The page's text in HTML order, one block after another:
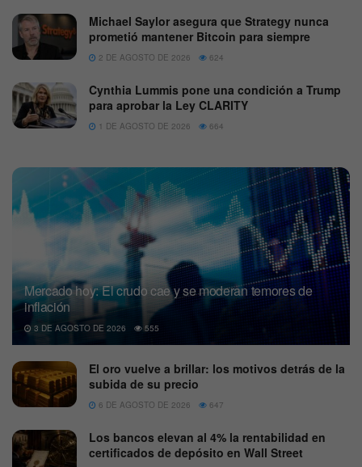
Michael Saylor asegura que Strategy nunca
prometió mantener Bitcoin para siempre
2 DE AGOSTO DE 2026 624
Cynthia Lummis pone una condición a Trump
para aprobar la Ley CLARITY
1 DE AGOSTO DE 2026 664
Mercado hoy: El crudo cae y se moderan temores de
inflación
3 DE AGOSTO DE 2026 555
El oro vuelve a brillar: los motivos detrás de la
subida de su precio
6 DE AGOSTO DE 2026 647
Los bancos elevan al 4% la rentabilidad en
certificados de depósito en Wall Street